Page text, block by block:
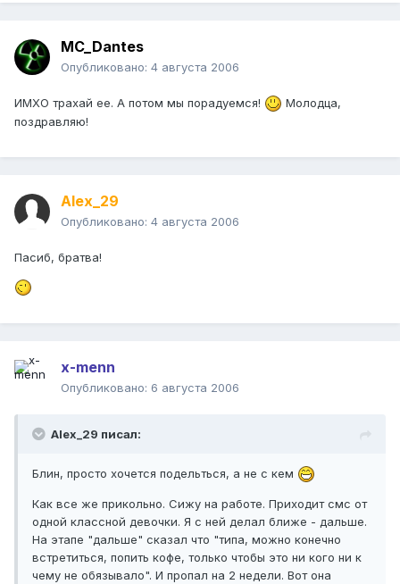
MC_Dantes
Опубликовано: 4 августа 2006
ИМХО трахай ее. А потом мы порадуемся!
Молодца,
поздравляю!
Alex_29
Опубликовано: 4 августа 2006
Пасиб, братва!
x-menn
Опубликовано: 6 августа 2006
Alex_29 писал:
Блин, просто хочется подельться, а не с кем
Как все же прикольно. Сижу на работе. Приходит смс от
одной классной девочки. Я с ней делал ближе - дальше.
На этапе "дальше" сказал что "типа, можно конечно
встретиться, попить кофе, только чтобы это ни кого ни к
чему не обязывало". И пропал на 2 недели. Вот она